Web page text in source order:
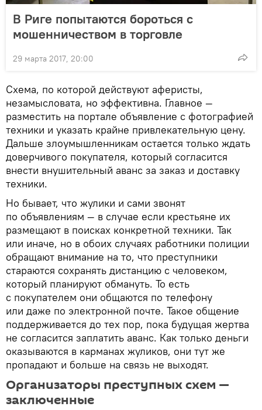
В Риге попытаются бороться с
мошенничеством в торговле
29 марта 2017, 20:00
Схема, по которой действуют аферисты,
незамысловата, но эффективна. Главное —
разместить на портале объявление с фотографией
техники и указать крайне привлекательную цену.
Дальше злоумышленникам остается только ждать
доверчивого покупателя, который согласится
внести внушительный аванс за заказ и доставку
техники.
Но бывает, что жулики и сами звонят
по объявлениям — в случае если крестьяне их
размещают в поисках конкретной техники. Так
или иначе, но в обоих случаях работники полиции
обращают внимание на то, что преступники
стараются сохранять дистанцию с человеком,
который планируют обмануть. То есть
с покупателем они общаются по телефону
или даже по электронной почте. Такое общение
поддерживается до тех пор, пока будущая жертва
не согласится заплатить аванс. Как только деньги
оказываются в карманах жуликов, они тут же
пропадают и больше на связь не выходят.
Организаторы преступных схем —
заключенные